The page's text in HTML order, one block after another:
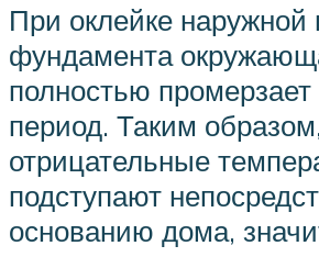
При оклейке наружной
фундамента
полностью
период. Таким образом,
отрицательные
подступают
основанию дома,